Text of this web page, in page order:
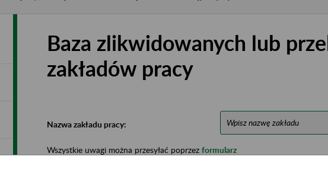
Baza zlikwidowanych lub
zakładów pracy
Nazwa zakładu pracy:
Wszystkie uwagi można przesyłać poprzez formularz